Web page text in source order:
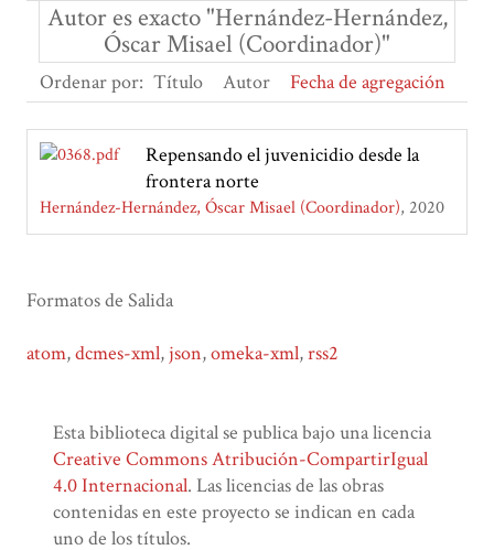
Autor es exacto "Hernández-Hernández,
Óscar Misael (Coordinador)"
Ordenar por: Título Autor Fecha de agregación
Repensando el juvenicidio desde la
frontera norte
Hernández-Hernández, Óscar Misael (Coordinador) 2020
Formatos de Salida
atom,dcmes-xml, json,omeka-xml,rss2
Esta biblioteca digital se publica bajo una licencia
Creative Commons Atribución-CompartirIgual
4.0 Internacional. Las licencias de las obras
contenidas en este proyecto se indican en cada
uno de los títulos.